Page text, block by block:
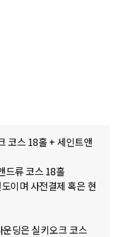
코스 18홀 + 세인트앤
드류 코스 18홀
이며 사전결제 혹은 현
딩은 실키오크 코스